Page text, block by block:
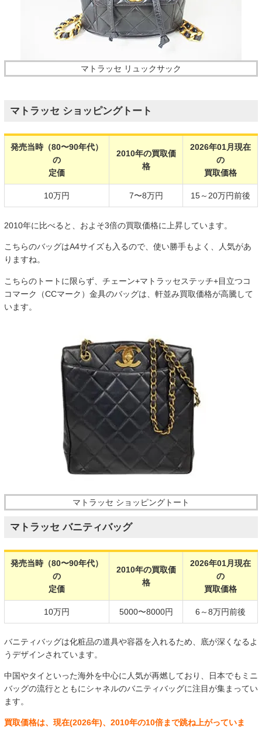
マトラッセ リュックサック
マトラッセ ショッピングトート
発売当時（80〜90年代）
の
定価
2010年の買取価
格
2026年01月現在
の
買取価格
10万円 7〜8万円 15～20万円前後
2010年に比べると、およそ3倍の買取価格に上昇しています。
こちらのバッグはA4サイズも入るので、使い勝手もよく、人気があ
りますね。
こちらのトートに限らず、チェーン+マトラッセステッチ+目立つコ
コマーク（CCマーク）金具のバッグは、軒並み買取価格が高騰して
います。
マトラッセ ショッピングトート
マトラッセ バニティバッグ
発売当時（80〜90年代）
の
定価
2010年の買取価
格
2026年01月現在
の
買取価格
10万円 5000〜8000円 6～8万円前後
バニティバッグは化粧品の道具や容器を入れるため、底が深くなるよ
うデザインされています。
中国やタイといった海外を中心に人気が再燃しており、日本でもミニ
バッグの流行とともにシャネルのバニティバッグに注目が集まってい
ます。
買取価格は、現在(2026年)、2010年の10倍まで跳ね上がっていま